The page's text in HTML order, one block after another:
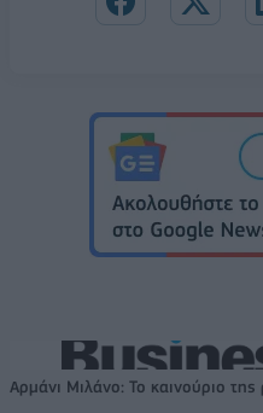
Αρμάνι Μιλάνο: Το καινούριο